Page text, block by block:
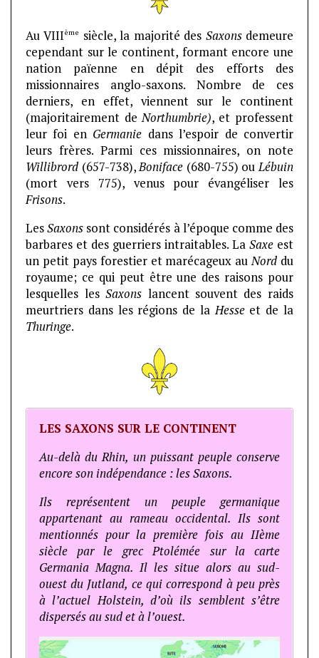
Au VIIIème siècle, la majorité des Saxonsdemeure
cependant sur le continent, formant encore une
nation païenne en dépit des efforts des
missionnaires anglo-saxons. Nombre de ces
derniers, en effet, viennent sur le continent
(majoritairement deNorthumbrie), et professent
leur foi en Germanie dans l’espoir de convertir
leurs frères. Parmi ces missionnaires, on note
Willibrord (657-738),Boniface (680-755) ouLébuin
(mort vers 775), venus pour évangéliser les
Frisons.
LesSaxons sont considérés à l’époque comme des
barbares et des guerriers intraitables. La Saxeest
un petit pays forestier et marécageux auNord du
royaume; ce qui peut être une des raisons pour
lesquelles lesSaxons lancent souvent des raids
meurtriers dans les régions de laHesseet de la
Thuringe.
LES SAXONS SUR LE CONTINENT
Au-delà du Rhin, un puissant peuple conserve
encore son indépendance : les Saxons.
Ils représentent un peuple germanique
appartenant au rameau occidental. Ils sont
mentionnés pour la première fois au IIème
siècle par le grec Ptolémée sur la carte
Germania Magna. Il les situe alors au sud-
ouest du Jutland, ce qui correspond à peu près
à l’actuel Holstein, d’où ils semblent s’être
dispersés au sud et à l’ouest.